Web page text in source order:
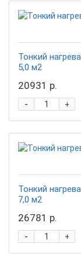
Тонкий
5,0 м2
20931 р.
+
-
Тонкий
7,0 м2
26781 р.
+
-